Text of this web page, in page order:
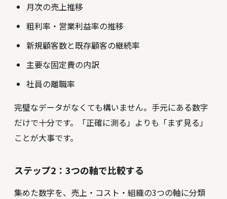
月次の売上推移
粗利率・営業利益率の推移
新規顧客数と既存顧客の継続率
主要な固定費の内訳
社員の離職率
完璧なデータがなくても構いません。手元にある数字
だけで十分です。「正確に測る」よりも「まず見る」
ことが大事です。
ステップ2：3つの軸で比較する
集めた数字を、売上・コスト・組織の3つの軸に分類